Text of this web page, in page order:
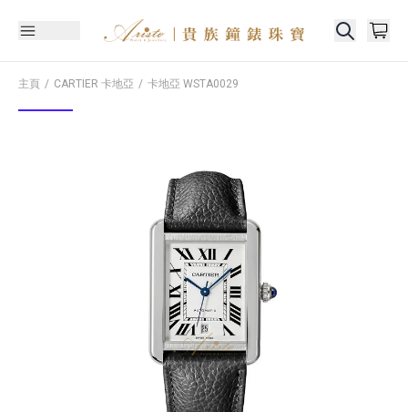
主頁 CARTIER 卡地亞 卡地亞 WSTA0029